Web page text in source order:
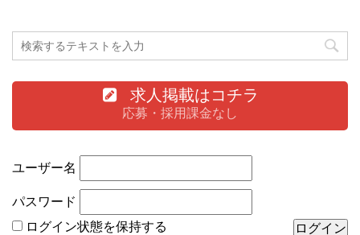
求人掲載はコチラ
応募・採用課金なし
ユーザー名
パスワード
ログイン状態を保持する